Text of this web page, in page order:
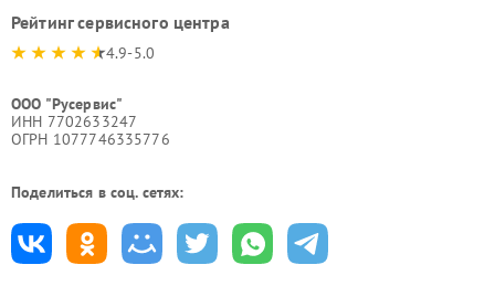
Рейтинг сервисного центра
4.9-5.0
ООО "Русервис"
ИНН 7702633247
ОГРН 1077746335776
Поделиться в соц. сетях: